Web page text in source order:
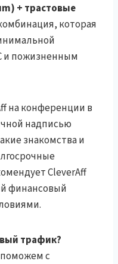
+ трастовые
которая
и пожизненным
на конференции в
надписью
знакомства и
CleverAff
финансовый
трафик?
с